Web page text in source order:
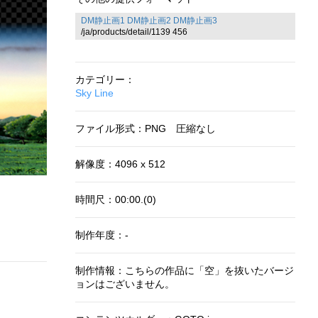
DM静止画1 DM静止画2 DM静止画3
/ja/products/detail/1139 456
カテゴリー：
Sky Line
ファイル形式：PNG 圧縮なし
解像度：4096 x 512
時間尺：00:00.(0)
制作年度：-
制作情報：こちらの作品に「空」を抜いたバージ
ョンはございません。